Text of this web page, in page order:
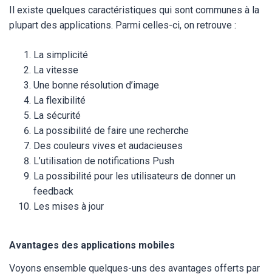
Il existe quelques caractéristiques qui sont communes à la
plupart des applications. Parmi celles-ci, on retrouve :
La simplicité
La vitesse
Une bonne résolution d’image
La flexibilité
La sécurité
La possibilité de faire une recherche
Des couleurs vives et audacieuses
L’utilisation de notifications Push
La possibilité pour les utilisateurs de donner un
feedback
Les mises à jour
Avantages des applications mobiles
Voyons ensemble quelques-uns des avantages offerts par